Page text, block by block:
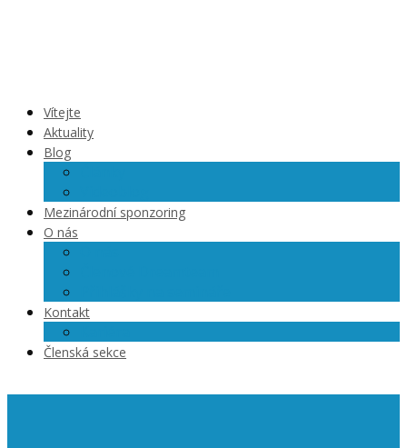
Vítejte
Aktuality
Blog
Mezinárodní sponzoring
O nás
Kontakt
Členská sekce